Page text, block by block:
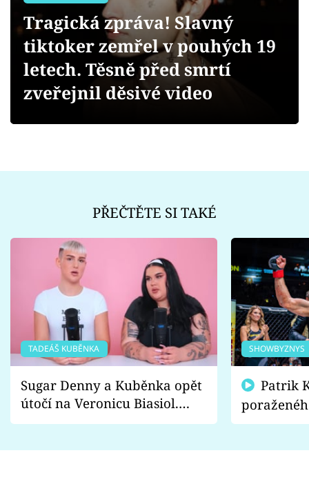
Videa
Sledujte prima+
Tragická zpráva! Slavný
tiktoker zemřel v pouhých 19
letech. Těsně před smrtí
zveřejnil děsivé video
PŘEČTĚTE SI TAKÉ
TADEÁŠ KUBĚNKA
Sugar Denny a Kuběnka opět
útočí na Veronicu Biasiol.
Proč je podle nich falešná a
SHOWBYZNYS
fanoušci